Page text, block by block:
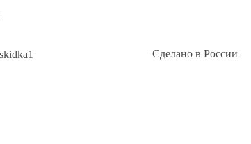
Сделано в России